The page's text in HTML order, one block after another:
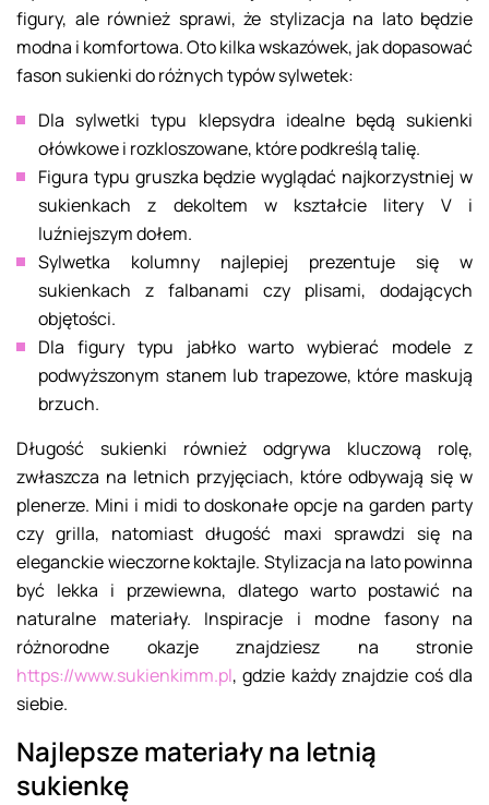
figury, ale również sprawi, że stylizacja na lato będzie
modna i komfortowa. Oto kilka wskazówek, jak dopasować
fason sukienki do różnych typów sylwetek:
Dla sylwetki typu klepsydra idealne będą sukienki
ołówkowe i rozkloszowane, które podkreślą talię.
Figura typu gruszka będzie wyglądać najkorzystniej w
sukienkach z dekoltem w kształcie litery V i
luźniejszym dołem.
Sylwetka kolumny najlepiej prezentuje się w
sukienkach z falbanami czy plisami, dodających
objętości.
Dla figury typu jabłko warto wybierać modele z
podwyższonym stanem lub trapezowe, które maskują
brzuch.
Długość sukienki również odgrywa kluczową rolę,
zwłaszcza na letnich przyjęciach, które odbywają się w
plenerze. Mini i midi to doskonałe opcje na garden party
czy grilla, natomiast długość maxi sprawdzi się na
eleganckie wieczorne koktajle. Stylizacja na lato powinna
być lekka i przewiewna, dlatego warto postawić na
naturalne materiały. Inspiracje i modne fasony na
różnorodne okazje znajdziesz na stronie
https://www.sukienkimm.pl, gdzie każdy znajdzie coś dla
siebie.
Najlepsze materiały na letnią
sukienkę